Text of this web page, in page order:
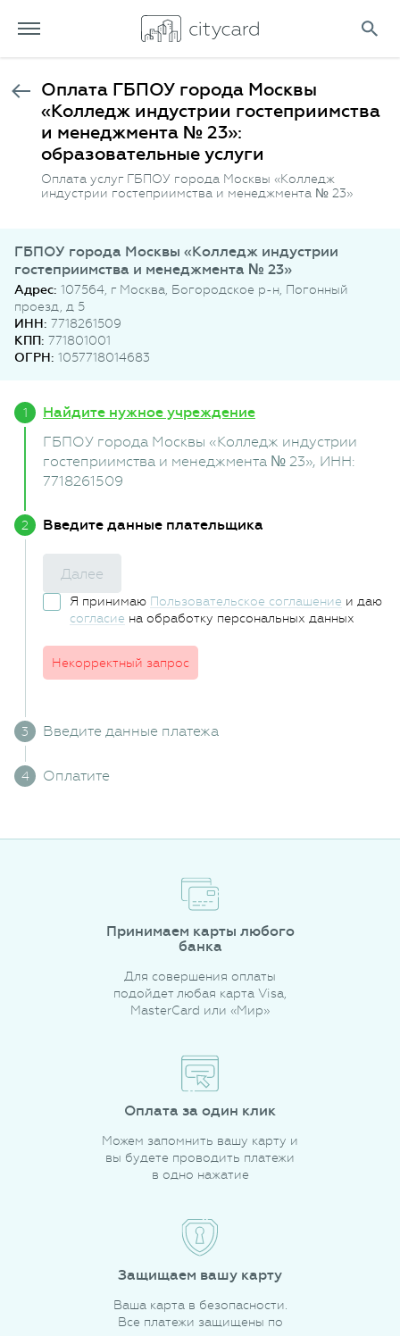
Оплата ГБПОУ города Москвы
«Колледж индустрии гостеприимства
и менеджмента № 23»:
образовательные услуги
Оплата услуг ГБПОУ города Москвы «Колледж
индустрии гостеприимства и менеджмента № 23»
ГБПОУ города Москвы «Колледж индустрии
гостеприимства и менеджмента № 23»
Адрес: 107564, г Москва, Богородское р-н, Погонный
проезд, д 5
ИНН: 7718261509
КПП: 771801001
ОГРН: 1057718014683
Найдите нужное учреждение
ГБПОУ города Москвы «Колледж индустрии
гостеприимства и менеджмента № 23», ИНН:
7718261509
Введите данные плательщика
Далее
Я принимаю Пользовательское соглашение и даю
согласие на обработку персональных данных
Некорректный запрос
Введите данные платежа
Оплатите
Принимаем карты любого
банка
Для совершения оплаты
подойдет любая карта Visa,
MasterCard или «Мир»
Оплата за один клик
Можем запомнить вашу карту и
вы будете проводить платежи
в одно нажатие
Защищаем вашу карту
Ваша карта в безопасности.
Все платежи защищены по